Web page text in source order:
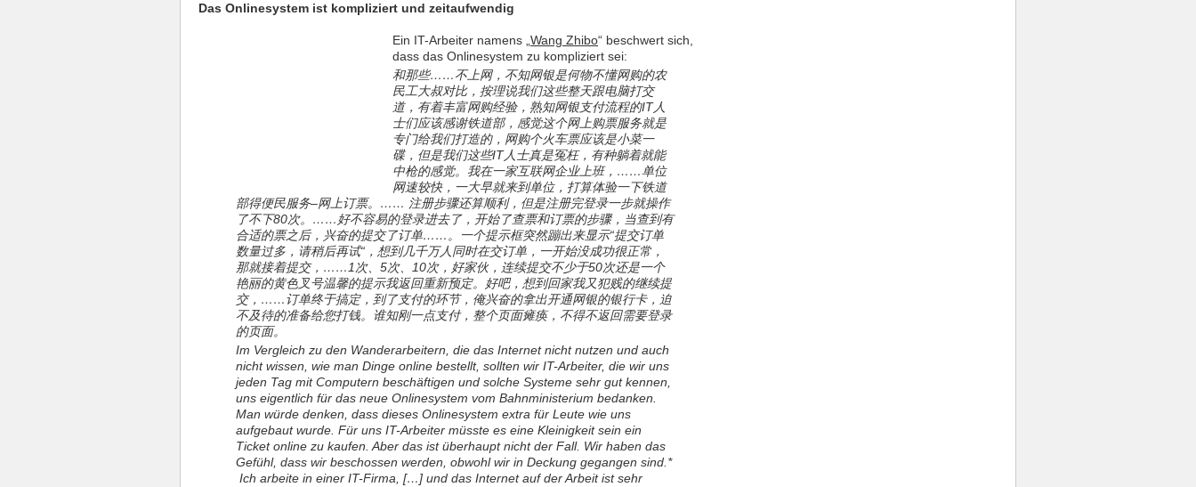
Das Onlinesystem ist kompliziert und zeitaufwendig
Ein IT-Arbeiter namens „Wang Zhibo“ beschwert sich,
dass das Onlinesystem zu kompliziert sei:
和那些……不上网，不知网银是何物不懂网购的农
民工大叔对比，按理说我们这些整天跟电脑打交
道，有着丰富网购经验，熟知网银支付流程的IT人
士们应该感谢铁道部，感觉这个网上购票服务就是
专门给我们打造的，网购个火车票应该是小菜一
碟，但是我们这些IT人士真是冤枉，有种躺着就能
中枪的感觉。我在一家互联网企业上班，……单位
网速较快，一大早就来到单位，打算体验一下铁道
部得便民服务–网上订票。…… 注册步骤还算顺利，但是注册完登录一步就操作
了不下80次。……好不容易的登录进去了，开始了查票和订票的步骤，当查到有
合适的票之后，兴奋的提交了订单……。一个提示框突然蹦出来显示“提交订单
数量过多，请稍后再试“，想到几千万人同时在交订单，一开始没成功很正常，
那就接着提交，……1次、5次、10次，好家伙，连续提交不少于50次还是一个
艳丽的黄色叉号温馨的提示我返回重新预定。好吧，想到回家我又犯贱的继续提
交，……订单终于搞定，到了支付的环节，俺兴奋的拿出开通网银的银行卡，迫
不及待的准备给您打钱。谁知刚一点支付，整个页面瘫痪，不得不返回需要登录
的页面。
Im Vergleich zu den Wanderarbeitern, die das Internet nicht nutzen und auch
nicht wissen, wie man Dinge online bestellt, sollten wir IT-Arbeiter, die wir uns
jeden Tag mit Computern beschäftigen und solche Systeme sehr gut kennen,
uns eigentlich für das neue Onlinesystem vom Bahnministerium bedanken.
Man würde denken, dass dieses Onlinesystem extra für Leute wie uns
aufgebaut wurde. Für uns IT-Arbeiter müsste es eine Kleinigkeit sein ein
Ticket online zu kaufen. Aber das ist überhaupt nicht der Fall. Wir haben das
Gefühl, dass wir beschossen werden, obwohl wir in Deckung gegangen sind.*
Ich arbeite in einer IT-Firma, […] und das Internet auf der Arbeit ist sehr